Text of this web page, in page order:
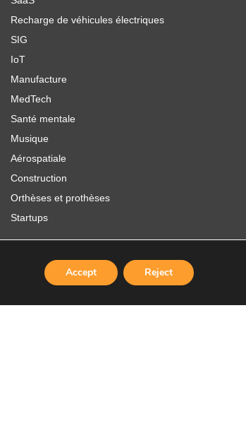
Recharge de véhicules électriques
SIG
IoT
Manufacture
MedTech
Santé mentale
Musique
Aérospatiale
Construction
Orthèses et prothèses
Startups
Accept Reject